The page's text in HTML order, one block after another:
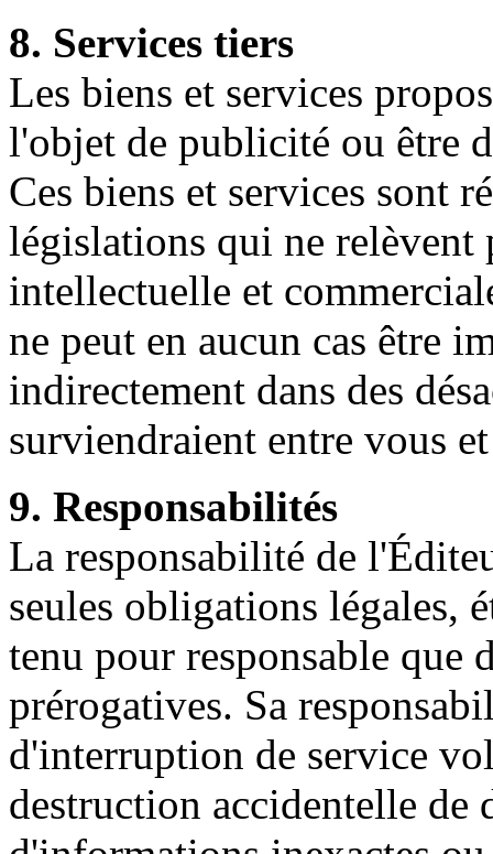
8. Services tiers
Les biens et services
l'objet de publicité ou être
Ces biens et services sont
législations qui ne relèvent
intellectuelle et
ne peut en aucun cas être
indirectement dans des
surviendraient entre vous
9. Responsabilités
La responsabilité de
seules obligations légales,
tenu pour responsable que
prérogatives. Sa
d'interruption de service
destruction accidentelle de